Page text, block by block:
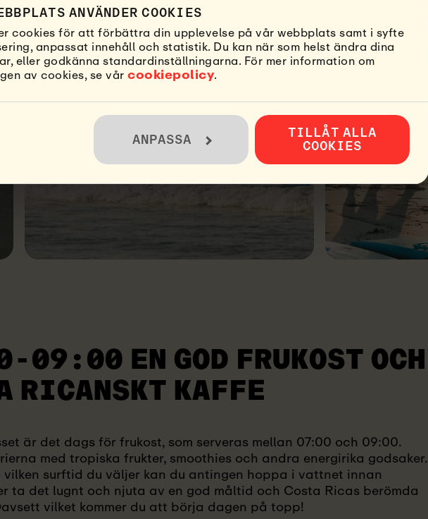
ANVÄNDER COOKIES
cookies för att förbättra din upplevelse på vår webbplats samt i syfte
anpassat innehåll och statistik. Du kan när som helst ändra dina
eller godkänna standardinställningarna. För mer information om
av cookies, se vårcookiepolicy.
ANPASSA
TILLÅT ALLA
COOKIES
EN GOD FRUKOST OCH
RICANSKT KAFFE
är det dags för frukost, som serveras mellan 07:00 och 09:00.
med tropiska frukter, smoothies och andra energirika godsaker.
vilken surftid du väljer kan du antingen hoppa i vattnet innan
ta det lugnt och njuta av en god måltid och Costa Ricas berömda
vilket kommer du att börja dagen på topp!